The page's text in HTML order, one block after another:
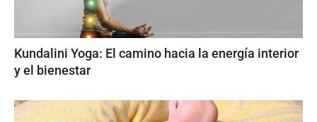
Kundalini Yoga: El camino hacia la energía interior
y el bienestar